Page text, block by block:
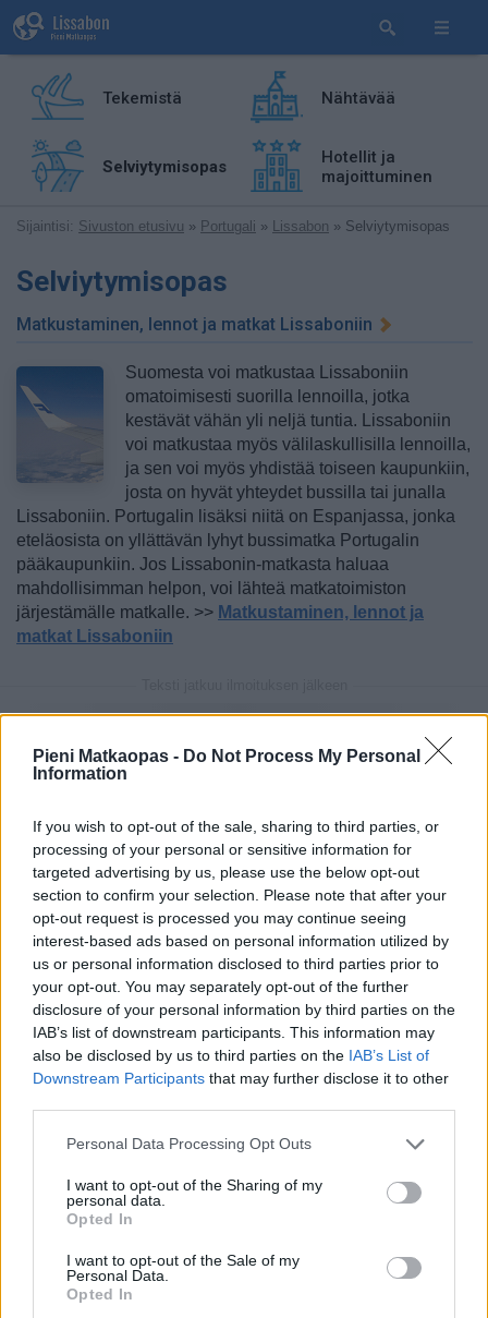
Pieni Matkaopas - Do Not Process My Personal
Information
If you wish to opt-out of the sale, sharing to third parties, or
processing of your personal or sensitive information for
targeted advertising by us, please use the below opt-out
section to confirm your selection. Please note that after your
opt-out request is processed you may continue seeing
interest-based ads based on personal information utilized by
us or personal information disclosed to third parties prior to
your opt-out. You may separately opt-out of the further
disclosure of your personal information by third parties on the
IAB’s list of downstream participants. This information may
also be disclosed by us to third parties on the IAB’s List of
Downstream Participants that may further disclose it to other
Personal Data Processing Opt Outs
I want to opt-out of the Sharing of my
personal data.
Opted In
I want to opt-out of the Sale of my
Personal Data.
Opted In
Tekemistä Nähtävää
Selviytymisopas
Hotellit ja
majoittuminen
Sijaintisi: Sivuston etusivu » Portugali » Lissabon » Selviytymisopas
Selviytymisopas
Matkustaminen, lennot ja matkat Lissaboniin
Suomesta voi matkustaa Lissaboniin
omatoimisesti suorilla lennoilla, jotka
kestävät vähän yli neljä tuntia. Lissaboniin
voi matkustaa myös välilaskullisilla lennoilla,
ja sen voi myös yhdistää toiseen kaupunkiin,
josta on hyvät yhteydet bussilla tai junalla
Lissaboniin. Portugalin lisäksi niitä on Espanjassa, jonka
eteläosista on yllättävän lyhyt bussimatka Portugalin
pääkaupunkiin. Jos Lissabonin-matkasta haluaa
mahdollisimman helpon, voi lähteä matkatoimiston
järjestämälle matkalle. >> Matkustaminen, lennot ja
matkat Lissaboniin
Saapuminen Lissaboniin ja siirtyminen eteenpäin
keskustaan metrolla, ja monissa tapauksissa
helpointa on matkustaa muualle kaupunkiin
tai alueelle keskustan kautta. Jos määränpää
on Lissabonin ympäristössä kuten
taksilla, ja taksilla voi kulkea minne tahansa Lissabonin
alueelle tai sen lähelle. Jos Lissaboniin saapuu rautateitse,